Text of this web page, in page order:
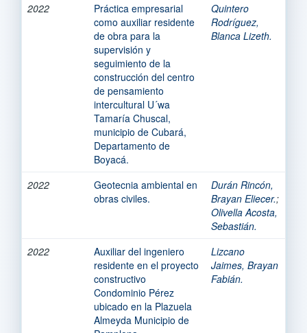
2022
Práctica empresarial
como auxiliar residente
de obra para la
supervisión y
seguimiento de la
construcción del centro
de pensamiento
intercultural U´wa
Tamaría Chuscal,
municipio de Cubará,
Departamento de
Boyacá.
Quintero
Rodríguez,
Blanca Lizeth.
2022
Geotecnia ambiental en
obras civiles.
Durán Rincón,
Brayan Eliecer.;
Olivella Acosta,
Sebastián.
2022
Auxiliar del ingeniero
residente en el proyecto
constructivo
Condominio Pérez
ubicado en la Plazuela
Almeyda Municipio de
Lizcano
Jaimes, Brayan
Fabián.